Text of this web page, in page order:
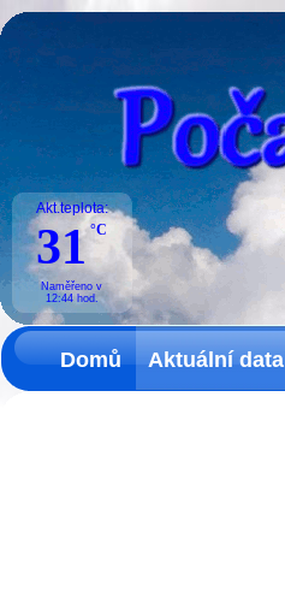
Akt.teplota:
31 °C
Naměřeno v
12:44hod.
Domů Aktuální data